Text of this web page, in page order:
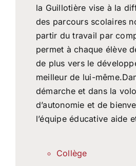
la Guillotière vise à la
des parcours scolaires
partir du travail par
permet à chaque élève
de plus vers le
meilleur de lui-
démarche et dans la
d’autonomie et de
l’équipe éducative aide
Collège